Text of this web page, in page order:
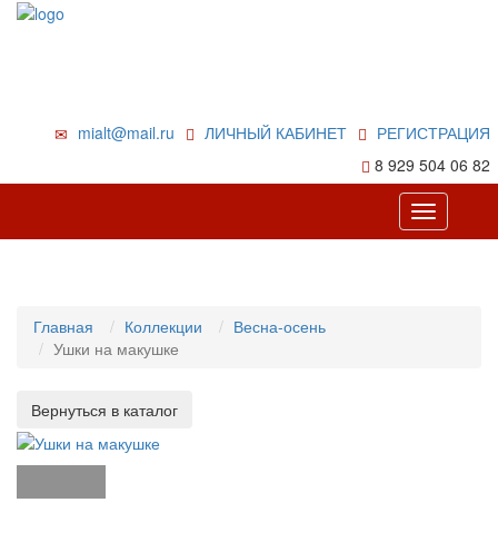
РЕГИСТРАЦИЯ
ЛИЧНЫЙ КАБИНЕТ
mialt@mail.ru
8 929 504 06 82
Toggle
navigation
Главная Коллекции
Весна-осень
Ушки на макушке